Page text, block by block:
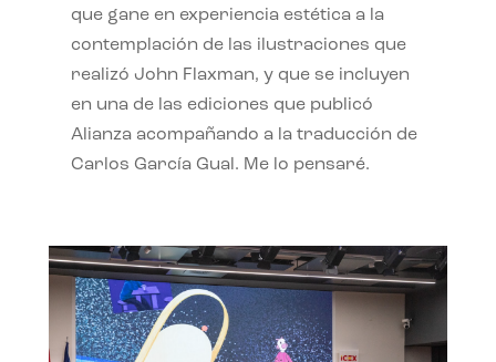
que gane en experiencia estética a la
contemplación de las ilustraciones que
realizó John Flaxman, y que se incluyen
en una de las ediciones que publicó
Alianza acompañando a la traducción de
Carlos García Gual. Me lo pensaré.